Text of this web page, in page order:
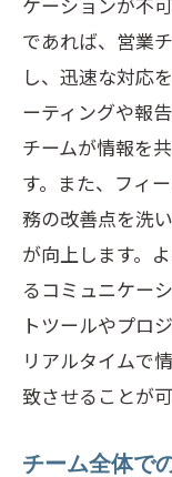
であれば、営業
し、迅速な対応
ーティングや報
チームが情報を
す。また、フィ
務の改善点を洗
が向上します。
るコミュニケー
トツールやプロ
リアルタイムで
致させることが可
チーム全体で